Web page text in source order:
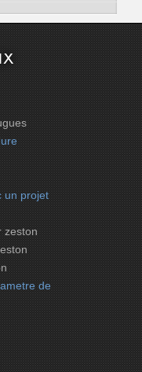
un projet
zeston
de